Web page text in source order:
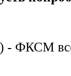
- ФКСМ